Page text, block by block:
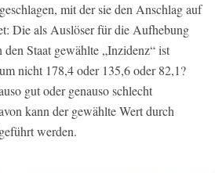
mit der sie den Anschlag auf
Die als Auslöser für die Aufhebung
Staat gewählte „Inzidenz“ ist
nicht 178,4 oder 135,6 oder 82,1?
gut oder genauso schlecht
kann der gewählte Wert durch
werden.